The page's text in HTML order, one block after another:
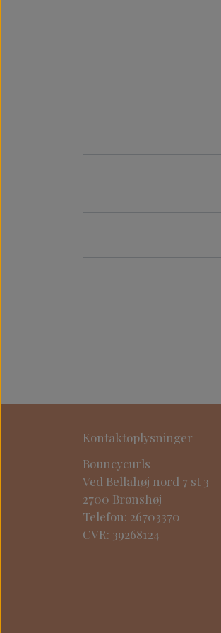
Kontaktoplysninger
Bouncycurls
Ved Bellahøj nord 7 st 3
2700 Brønshøj
Telefon: 26703370
CVR: 39268124